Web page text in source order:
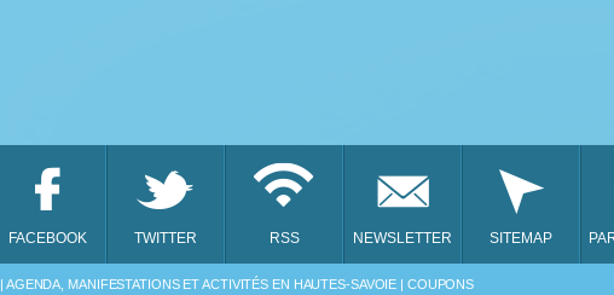
DIM LUN MAR MER JEU
FACEBOOK TWITTER RSS NEWSLETTER SITEMAP
| AGENDA, MANIFESTATIONS ET ACTIVITÉS EN HAUTES-SAVOIE | COUPONS